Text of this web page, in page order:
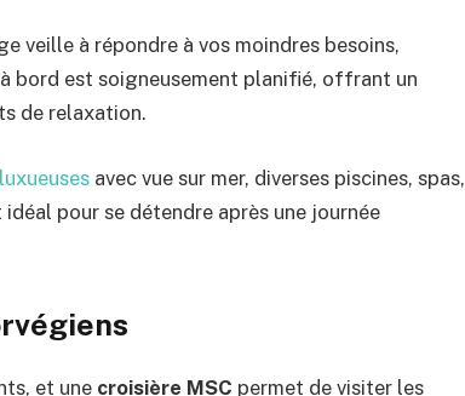
veille à répondre à vos moindres besoins,
bord est soigneusement planifié, offrant un
de relaxation.
avec vue sur mer, diverses piscines, spas,
pour se détendre après une journée
et une croisière MSC permet de visiter les